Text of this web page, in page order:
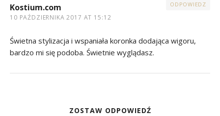
Kostium.com
10 PAŹDZIERNIKA 2017 AT 15:12
ODPOWIEDZ
Świetna stylizacja i wspaniała koronka dodająca wigoru,
bardzo mi się podoba. Świetnie wyglądasz.
ZOSTAW ODPOWIEDŹ